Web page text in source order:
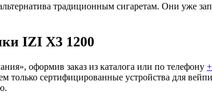
традиционным сигаретам. Они уже
IZI X3 1200
оформив заказ из каталога или по телефону
сертифицированные устройства для